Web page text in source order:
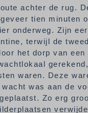
achter de rug.
tien
onderweg. Zijn
terwijl de
het dorp van
waren. Deze
was aan de
Zo erg